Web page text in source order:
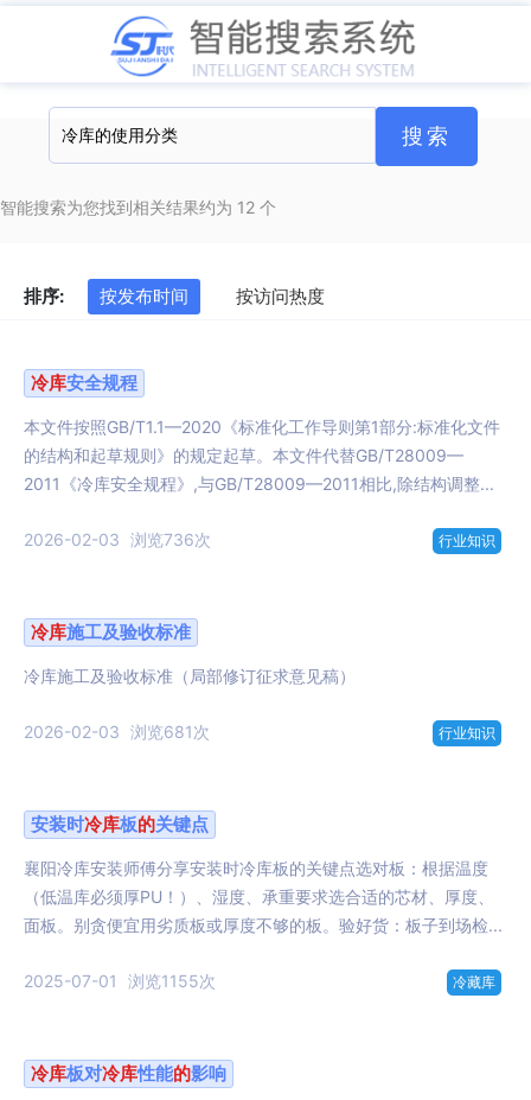
智能搜索为您找到相关结果约为 12 个
排序: 按发布时间 按访问热度
冷库安全规程
本文件按照GB/T1.1—2020《标准化工作导则第1部分:标准化文件
的结构和起草规则》的规定起草。本文件代替GB/T28009—
2011《冷库安全规程》,与GB/T28009—2011相比,除结构调整...
2026-02-03 浏览736次 行业知识
冷库施工及验收标准
冷库施工及验收标准（局部修订征求意见稿）
2026-02-03 浏览681次 行业知识
安装时冷库板的关键点
襄阳冷库安装师傅分享安装时冷库板的关键点选对板：根据温度
（低温库必须厚PU！）、湿度、承重要求选合适的芯材、厚度、
面板。别贪便宜用劣质板或厚度不够的板。验好货：板子到场检...
2025-07-01 浏览1155次 冷藏库
冷库板对冷库性能的影响